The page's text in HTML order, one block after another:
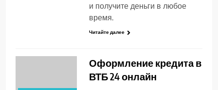
и получите деньги в любое
время.
Читайте далее
Оформление кредита в
ВТБ 24 онлайн